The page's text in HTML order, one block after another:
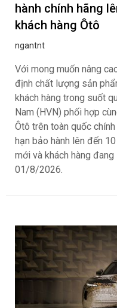
hành chính hãng
khách hàng Ôtô
ngantnt
Với mong muốn nâng
định chất lượng sản
khách hàng trong suốt
Nam (HVN) phối hợp
Ôtô trên toàn quốc
hạn bảo hành lên đến
mới và khách hàng
01/8/2026.